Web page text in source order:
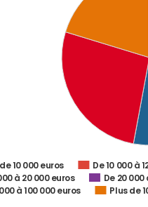
10 000 euros De 10 000 à
à 20 000 euros
De 20
à 100 000 euros
Plus de